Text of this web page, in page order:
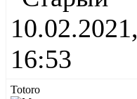
10.02.2021,
16:53
Totoro